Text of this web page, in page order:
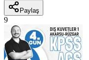
Paylaş
9